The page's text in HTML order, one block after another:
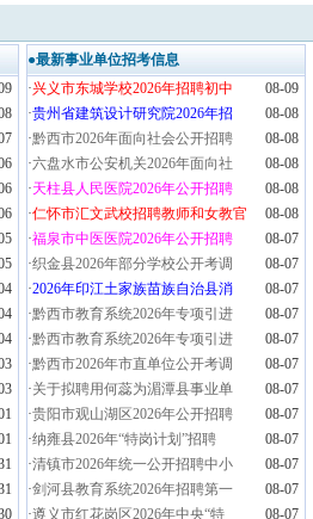
●最新事业单位招考信息
·兴义市东城学校2026年招聘初中
08-09
·贵州省建筑设计研究院2026年招
08-08
·黔西市2026年面向社会公开招聘
08-08
·六盘水市公安机关2026年面向社
08-08
·天柱县人民医院2026年公开招聘
08-08
·仁怀市汇文武校招聘教师和女教官
08-08
·福泉市中医医院2026年公开招聘
08-07
·织金县2026年部分学校公开考调
08-07
·2026年印江土家族苗族自治县消
08-07
·黔西市教育系统2026年专项引进
08-07
·黔西市教育系统2026年专项引进
08-07
·黔西市2026年市直单位公开考调
08-07
·关于拟聘用何蕊为湄潭县事业单
08-07
·贵阳市观山湖区2026年公开招聘
08-07
·纳雍县2026年“特岗计划”招聘
08-07
·清镇市2026年统一公开招聘中小
08-07
·剑河县教育系统2026年招聘第一
08-07
·遵义市红花岗区2026年中央“特 08-07